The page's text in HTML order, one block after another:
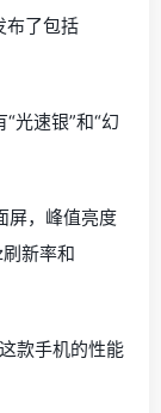
布了包括
光速银”和“幻
屏，峰值亮度
新率和
款手机的性能